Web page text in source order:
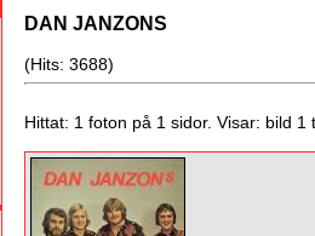
DAN JANZONS
(Hits: 3688)
Hittat: 1 foton på 1 sidor. Visar: bild 1